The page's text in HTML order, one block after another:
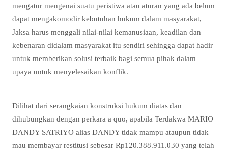
mengatur mengenai suatu peristiwa atau aturan yang ada belum
dapat mengakomodir kebutuhan hukum dalam masyarakat,
Jaksa harus menggali nilai-nilai kemanusiaan, keadilan dan
kebenaran didalam masyarakat itu sendiri sehingga dapat hadir
untuk memberikan solusi terbaik bagi semua pihak dalam
upaya untuk menyelesaikan konflik.
Dilihat dari serangkaian konstruksi hukum diatas dan
dihubungkan dengan perkara a quo, apabila Terdakwa MARIO
DANDY SATRIYO alias DANDY tidak mampu ataupun tidak
mau membayar restitusi sebesar Rp120.388.911.030 yang telah